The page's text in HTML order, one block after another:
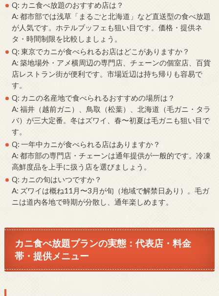
Q: カニ食べ放題のおすすめ店は？
A: 都市部では浅草「まるごと北海道」など直送型の食べ放題
が人気です。ホテルブッフェも狙い目です。価格・提供ネ
タ・時間制限を比較しましょう。
Q: 東京でカニが食べられるお店はどこがありますか？
A: 築地場外・アメ横周辺の専門店、チェーンの個室店、百貨
店レストラン街が便利です。市場近辺は持ち帰りも容易で
す。
Q: カニの名産地で食べられるおすすめの場所は？
A: 福井（越前ガニ）、鳥取（松葉）、北海道（毛ガニ・タラ
バ）が三大定番。冬はズワイ、春〜初夏は毛ガニも狙い目で
す。
Q: 一年中カニが食べられる店はありますか？
A: 都市部の専門店・チェーンは通年提供が一般的です。冷凍
高鮮度品を上手に扱う店を選びましょう。
Q: カニの旬はいつですか？
A: ズワイは概ね11月〜3月が旬（地域で解禁日あり）。毛ガ
ニは道内各地で時期が分散し、通年楽しめます。
カニ食べ放題プランの実態：代表店・料金
帯・提供メニュー